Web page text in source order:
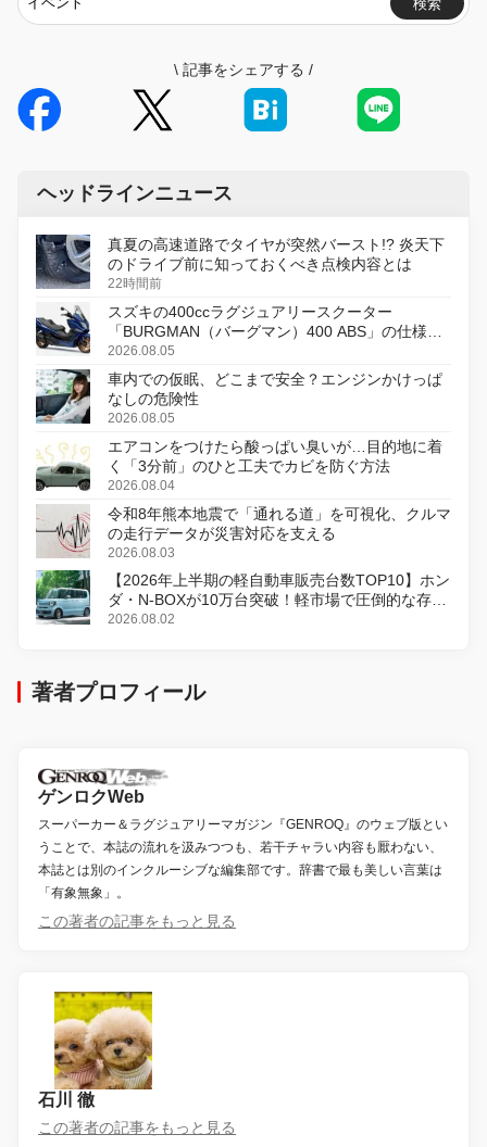
検索
\ 記事をシェアする /
ヘッドラインニュース
真夏の高速道路でタイヤが突然バースト!? 炎天下
のドライブ前に知っておくべき点検内容とは
22時間前
スズキの400ccラグジュアリースクーター
「BURGMAN（バーグマン）400 ABS」の仕様を
変更し、8月18日に発売
2026.08.05
車内での仮眠、どこまで安全？エンジンかけっぱ
なしの危険性
2026.08.05
エアコンをつけたら酸っぱい臭いが…目的地に着
く「3分前」のひと工夫でカビを防ぐ方法
2026.08.04
令和8年熊本地震で「通れる道」を可視化、クルマ
の走行データが災害対応を支える
2026.08.03
【2026年上半期の軽自動車販売台数TOP10】ホン
ダ・N-BOXが10万台突破！軽市場で圧倒的な存在
感
2026.08.02
著者プロフィール
ゲンロクWeb
スーパーカー＆ラグジュアリーマガジン『GENROQ』のウェブ版とい
うことで、本誌の流れを汲みつつも、若干チャラい内容も厭わない、
本誌とは別のインクルーシブな編集部です。辞書で最も美しい言葉は
「有象無象」。
この著者の記事をもっと見る
石川 徹
この著者の記事をもっと見る